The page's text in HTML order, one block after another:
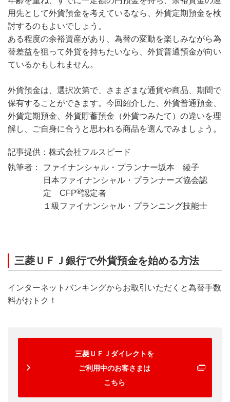
用先として外貨預金を考えているなら、外貨定期預金を検
討するのもよいでしょう。
ある程度の余裕資産があり、為替の変動を楽しみながら為
替差益を狙って外貨を持ちたいなら、外貨普通預金が向い
ているかもしれません。
外貨預金は、選択次第で、さまざまな通貨や商品、期間で
保有することができます。今回紹介した、外貨普通預金、
外貨定期預金、外貨貯蓄預金（外貨つみたて）の違いを理
解し、ご自身に合うと思われる商品を選んでみましょう。
記事提供：株式会社フルスピード
執筆者：
ファイナンシャル・プランナー坂本 綾子
日本ファイナンシャル・プランナーズ協会認
定 CFP®認定者
１級ファイナンシャル・プランニング技能士
三菱ＵＦＪ銀行で外貨預金を始める方法
インターネットバンキングからお取引いただくと為替手数
料がおトク！
三菱ＵＦＪダイレクトを
ご利用中のお客さまは
こちら